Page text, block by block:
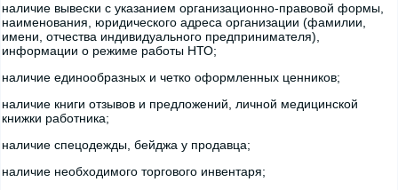
наличие вывески с указанием организационно-правовой формы,
наименования, юридического адреса организации (фамилии,
имени, отчества индивидуального предпринимателя),
информации о режиме работы НТО;
наличие единообразных и четко оформленных ценников;
наличие книги отзывов и предложений, личной медицинской
книжки работника;
наличие спецодежды, бейджа у продавца;
наличие необходимого торгового инвентаря;